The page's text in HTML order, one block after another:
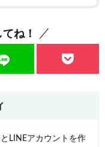
ね！
LINEアカウントを作